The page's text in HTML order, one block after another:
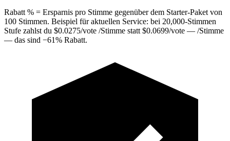
Rabatt % = Ersparnis pro Stimme gegenüber dem Starter-Paket von
100 Stimmen. Beispiel für aktuellen Service: bei 20,000-Stimmen
Stufe zahlst du $0.0275/vote /Stimme statt $0.0699/vote — /Stimme
— das sind −61% Rabatt.